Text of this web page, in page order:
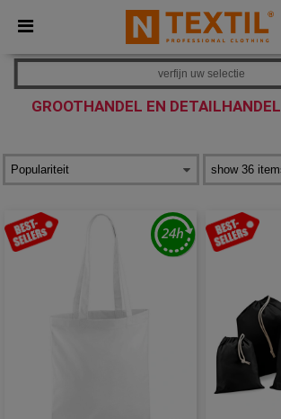
× Ntextil-app
Betere prijzen in de app!
GROOTHANDEL EN DETAILHANDEL
verfijn uw selectie